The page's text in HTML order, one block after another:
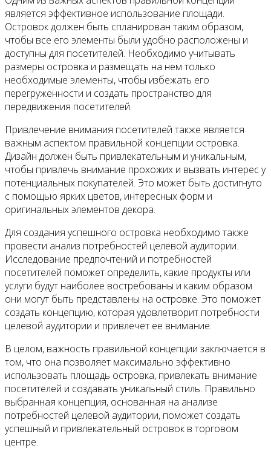
является эффективное использование площади.
Островок должен быть спланирован таким образом,
чтобы все его элементы были удобно расположены и
доступны для посетителей. Необходимо учитывать
размеры островка и размещать на нем только
необходимые элементы, чтобы избежать его
перегруженности и создать пространство для
передвижения посетителей.
Привлечение внимания посетителей также является
важным аспектом правильной концепции островка.
Дизайн должен быть привлекательным и уникальным,
чтобы привлечь внимание прохожих и вызвать интерес у
потенциальных покупателей. Это может быть достигнуто
с помощью ярких цветов, интересных форм и
оригинальных элементов декора.
Для создания успешного островка необходимо также
провести анализ потребностей целевой аудитории.
Исследование предпочтений и потребностей
посетителей поможет определить, какие продукты или
услуги будут наиболее востребованы и каким образом
они могут быть представлены на островке. Это поможет
создать концепцию, которая удовлетворит потребности
целевой аудитории и привлечет ее внимание.
В целом, важность правильной концепции заключается в
том, что она позволяет максимально эффективно
использовать площадь островка, привлекать внимание
посетителей и создавать уникальный стиль. Правильно
выбранная концепция, основанная на анализе
потребностей целевой аудитории, поможет создать
успешный и привлекательный островок в торговом
центре.